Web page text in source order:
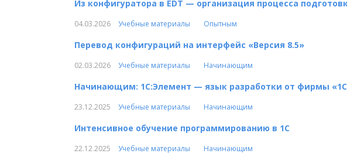
Из конфигуратора в EDT — организация процесса
04.03.2026 Учебные материалы Опытным
Перевод конфигураций на интерфейс «Версия 8.5»
02.03.2026 Учебные материалы Начинающим
Начинающим: 1С:Элемент — язык разработки от фирмы
23.12.2025 Учебные материалы Начинающим
Интенсивное обучение программированию в 1С
22.12.2025 Учебные материалы Начинающим